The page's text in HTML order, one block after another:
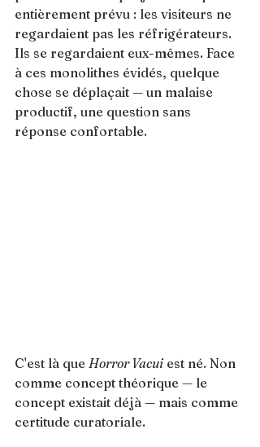
entièrement prévu : les visiteurs ne
regardaient pas les réfrigérateurs.
Ils se regardaient eux-mêmes. Face
à ces monolithes évidés, quelque
chose se déplaçait — un malaise
productif, une question sans
réponse confortable.
C'est là que Horror Vacui est né. Non
comme concept théorique — le
concept existait déjà — mais comme
certitude curatoriale.